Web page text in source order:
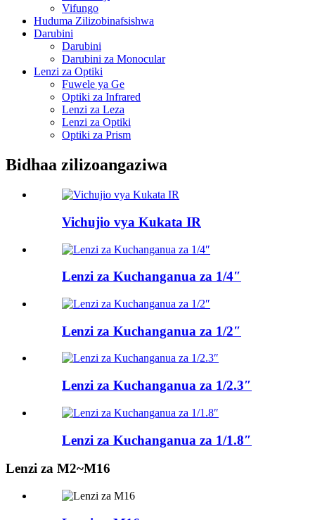
Vifungo
Huduma Zilizobinafsishwa
Darubini
Darubini
Darubini za Monocular
Lenzi za Optiki
Fuwele ya Ge
Optiki za Infrared
Lenzi za Leza
Lenzi za Optiki
Optiki za Prism
Bidhaa zilizoangaziwa
Vichujio vya Kukata IR
Lenzi za Kuchanganua za 1/4″
Lenzi za Kuchanganua za 1/2″
Lenzi za Kuchanganua za 1/2.3″
Lenzi za Kuchanganua za 1/1.8″
Lenzi za M2~M16